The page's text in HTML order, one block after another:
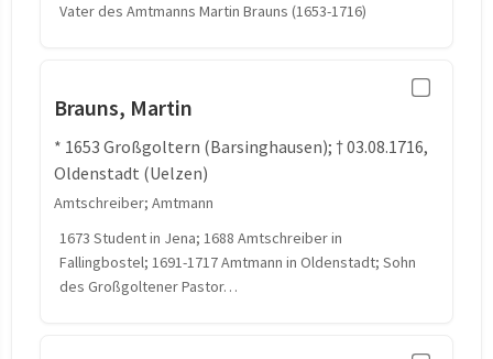
Vater des Amtmanns Martin Brauns (1653-1716)
Brauns, Martin
* 1653 Großgoltern (Barsinghausen); † 03.08.1716,
Oldenstadt (Uelzen)
Amtschreiber; Amtmann
1673 Student in Jena; 1688 Amtschreiber in
Fallingbostel; 1691-1717 Amtmann in Oldenstadt; Sohn
des Großgoltener Pastor…